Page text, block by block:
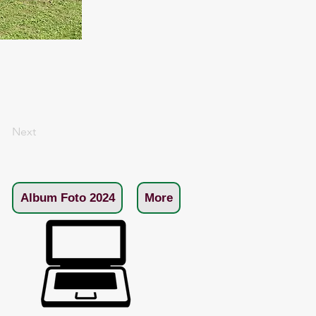
Next
Album Foto 2024 More